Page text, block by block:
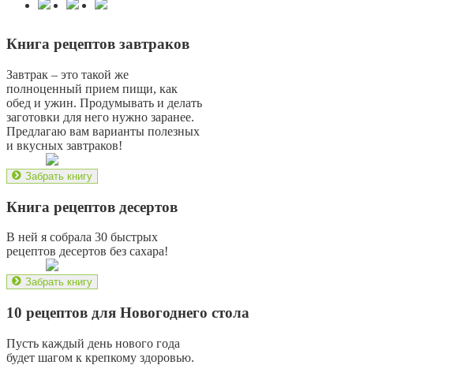
Книга рецептов завтраков
Завтрак – это такой же
полноценный прием пищи, как
обед и ужин. Продумывать и делать
заготовки для него нужно заранее.
Предлагаю вам варианты полезных
и вкусных завтраков!
Забрать книгу
Книга рецептов десертов
В ней я собрала 30 быстрых
рецептов десертов без сахара!
Забрать книгу
10 рецептов для Новогоднего стола
Пусть каждый день нового года
будет шагом к крепкому здоровью.